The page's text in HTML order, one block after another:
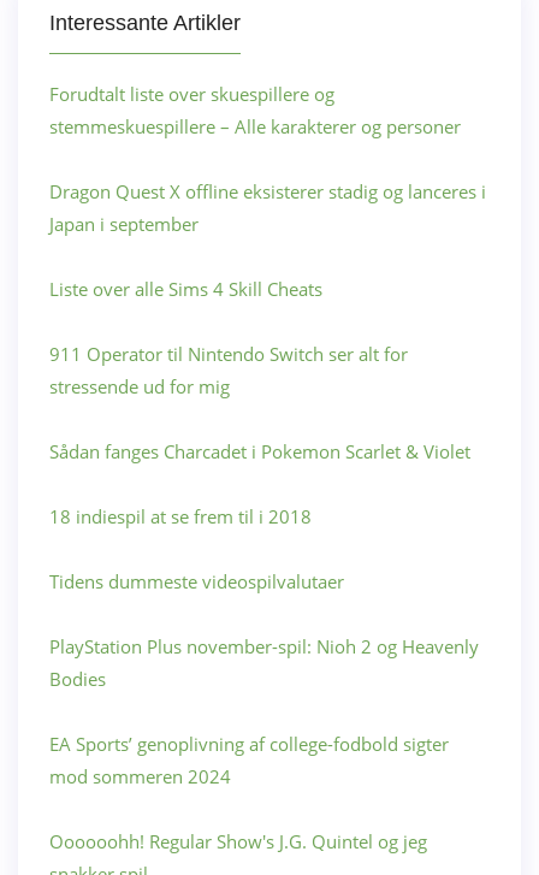
Interessante Artikler
Forudtalt liste over skuespillere og
stemmeskuespillere – Alle karakterer og personer
Dragon Quest X offline eksisterer stadig og lanceres i
Japan i september
Liste over alle Sims 4 Skill Cheats
911 Operator til Nintendo Switch ser alt for
stressende ud for mig
Sådan fanges Charcadet i Pokemon Scarlet & Violet
18 indiespil at se frem til i 2018
Tidens dummeste videospilvalutaer
PlayStation Plus november-spil: Nioh 2 og Heavenly
Bodies
EA Sports’ genoplivning af college-fodbold sigter
mod sommeren 2024
Oooooohh! Regular Show's J.G. Quintel og jeg